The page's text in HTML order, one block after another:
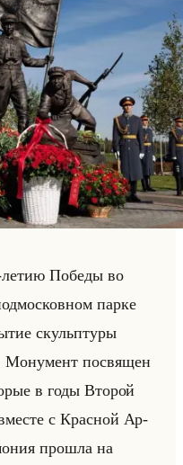
По­бе­ды во
парке
скульп­ту­ры
по­свя­щен
в годы Вто­рой
с Крас­ной Ар­
про­шла на